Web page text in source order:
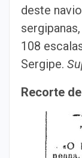
deste
108
Sergipe.
Recorte